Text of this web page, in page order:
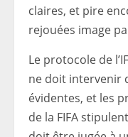
claires, et pire
rejouées image
Le protocole de
ne doit intervenir
évidentes, et les
de la FIFA